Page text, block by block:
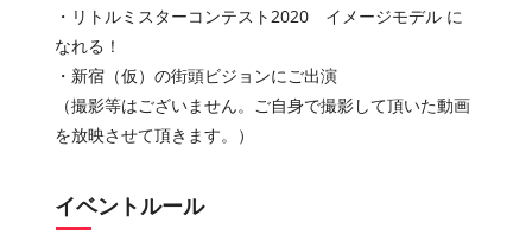
・リトルミスターコンテスト2020 イメージモデル に
なれる！
・新宿（仮）の街頭ビジョンにご出演
（撮影等はございません。ご自身で撮影して頂いた動画
を放映させて頂きます。）
イベントルール